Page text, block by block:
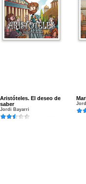
Aristóteles. El deseo de
saber
Jordi Bayarri